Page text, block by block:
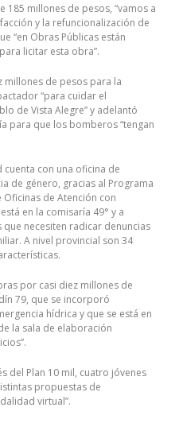
185 millones de pesos, “vamos a
y la refuncionalización de
“en Obras Públicas están
licitar esta obra”.
millones de pesos para la
“para cuidar el
de Vista Alegre” y adelantó
para que los bomberos “tengan
con una oficina de
de género, gracias al Programa
de Atención con
en la comisaría 49° y a
necesiten radicar denuncias
A nivel provincial son 34
por casi diez millones de
79, que se incorporó
hídrica y que se está en
la sala de elaboración
del Plan 10 mil, cuatro jóvenes
propuestas de
virtual”.